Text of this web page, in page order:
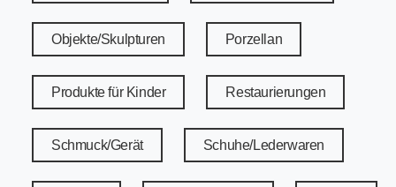
Objekte/Skulpturen Porzellan
Produkte für Kinder Restaurierungen
Schmuck/Gerät Schuhe/Lederwaren